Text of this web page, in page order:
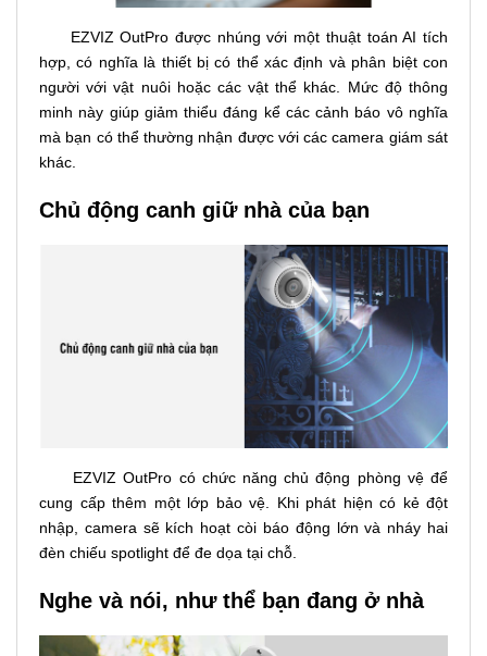
EZVIZ OutPro được nhúng với một thuật toán AI tích
hợp, có nghĩa là thiết bị có thể xác định và phân biệt con
người với vật nuôi hoặc các vật thể khác. Mức độ thông
minh này giúp giảm thiểu đáng kể các cảnh báo vô nghĩa
mà bạn có thể thường nhận được với các camera giám sát
khác.
Chủ động canh giữ nhà của bạn
EZVIZ OutPro có chức năng chủ động phòng vệ để
cung cấp thêm một lớp bảo vệ. Khi phát hiện có kẻ đột
nhập, camera sẽ kích hoạt còi báo động lớn và nháy hai
đèn chiếu spotlight để đe dọa tại chỗ.
Nghe và nói, như thể bạn đang ở nhà